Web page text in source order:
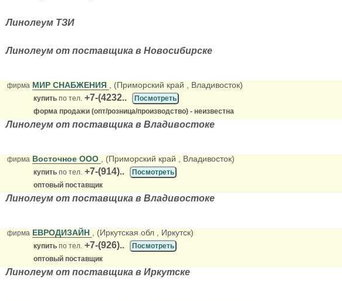
Линолеум ТЗИ
Линолеум от поставщика в Новосибирске
фирма МИР СНАБЖЕНИЯ , (Приморский край , Владивосток)
купить по тел. +7-(4232..
Посмотреть
форма продажи (опт/розница/производство) - неизвестна
Линолеум от поставщика в Владивостоке
фирма Восточное ООО , (Приморский край , Владивосток)
купить по тел. +7-(914)..
Посмотреть
оптовый поставщик
Линолеум от поставщика в Владивостоке
фирма ЕВРОДИЗАЙН , (Иркутская обл , Иркутск)
купить по тел. +7-(926)..
Посмотреть
оптовый поставщик
Линолеум от поставщика в Иркутске